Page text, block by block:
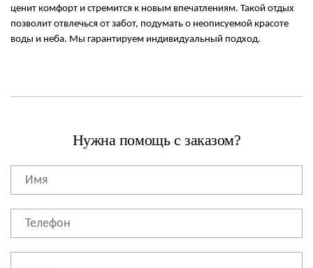
ценит комфорт и стремится к новым впечатлениям. Такой отдых
позволит отвлечься от забот, подумать о неописуемой красоте
воды и неба. Мы гарантируем индивидуальный подход.
Нужна помощь с заказом?